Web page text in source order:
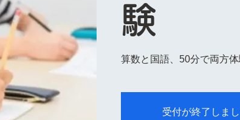
験
算数と国語、50分で両方体
受付が終了しま